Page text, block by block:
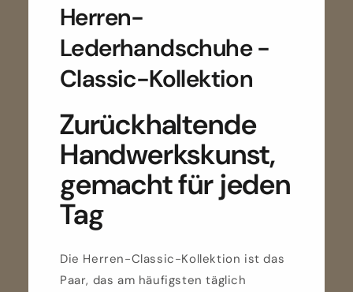
Herren-
Lederhandschuhe -
Classic-Kollektion
Zurückhaltende
Handwerkskunst,
gemacht für jeden
Tag
Die Herren-Classic-Kollektion ist das
Paar, das am häufigsten täglich